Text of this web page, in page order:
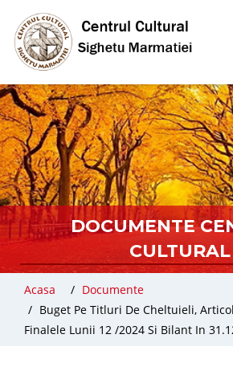
DOCUMENTE
CULTURAL
Acasa
Documente
Buget Pe Titluri De Cheltuieli,
Finalele Lunii 12 /2024 Si Bilant In